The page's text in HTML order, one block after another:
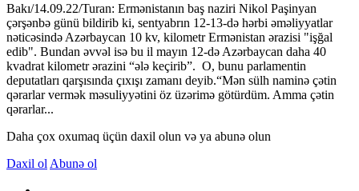
Bakı/14.09.22/Turan: Ermənistanın baş naziri Nikol Paşinyan
çərşənbə günü bildirib ki, sentyabrın 12-13-də hərbi əməliyyatlar
nəticəsində Azərbaycan 10 kv, kilometr Ermənistan ərazisi "işğal
edib". Bundan əvvəl isə bu il mayın 12-də Azərbaycan daha 40
kvadrat kilometr ərazini “ələ keçirib”. O, bunu parlamentin
deputatları qarşısında çıxışı zamanı deyib.“Mən sülh naminə çətin
qərarlar vermək məsuliyyətini öz üzərimə götürdüm. Amma çətin
qərarlar...
Daha çox oxumaq üçün daxil olun və ya abunə olun
Daxil ol Abunə ol